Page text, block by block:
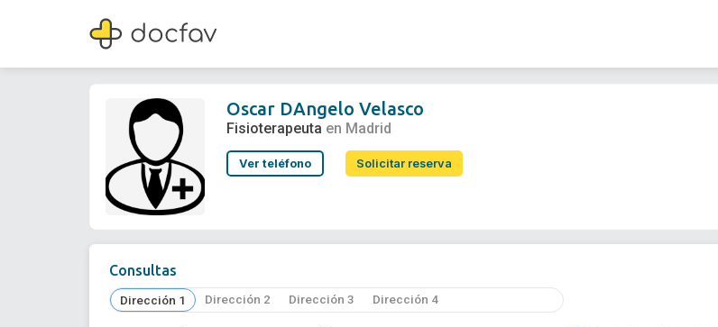
Oscar DAngelo Velasco
Fisioterapeuta
Oscar DAngelo Velasco
Fisioterapeuta en Madrid
Ver teléfono Solicitar reserva
Consultas
Dirección 1 Dirección 2 Dirección 3 Dirección 4